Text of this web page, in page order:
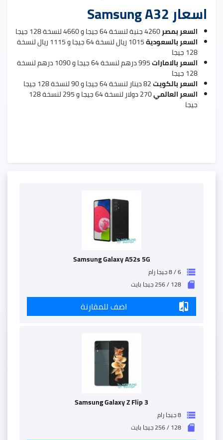
اسعار Samsung A32
السعر بمصر4260 جنية لنسخة 64 جيجا و 4660 لنسخة 128 جيجا
السعر بالسعودية
1015 ريال لنسخة 64 جيجا و 1115 ريال لنسخة
128 جيجا
السعر بالامارات
995 درهم لنسخة 64 جيجا و 1090 درهم لنسخة
128 جيجا
السعر بالكويت82 دينار لنسخة 64 جيجا و 90 لنسخة 128 جيجا
السعر العالمي
270 دولار لنسخة 64 جيجا و 295 لنسخة 128
جيجا
Samsung Galaxy A52s 5G
storage 6 / 8 جيجا رام
sd_storage 128 / 256 جيجا بايت
compare اضف للمقارنة
Samsung Galaxy Z Flip 3
storage 8 جيجا رام
sd_storage 128 / 256 جيجا بايت